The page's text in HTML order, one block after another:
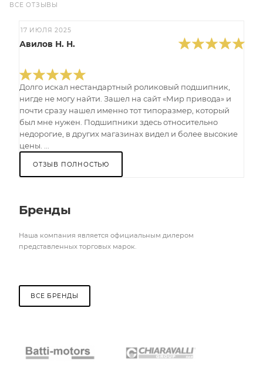
ВСЕ ОТЗЫВЫ
17 ИЮЛЯ 2025
Авилов Н. Н.
Долго искал нестандартный роликовый подшипник,
нигде не могу найти. Зашел на сайт «Мир привода» и
почти сразу нашел именно тот типоразмер, который
был мне нужен. Подшипники здесь относительно
недорогие, в других магазинах видел и более высокие
цены. ...
ОТЗЫВ ПОЛНОСТЬЮ
Бренды
Наша компания является официальным дилером
представленных торговых марок.
ВСЕ БРЕНДЫ